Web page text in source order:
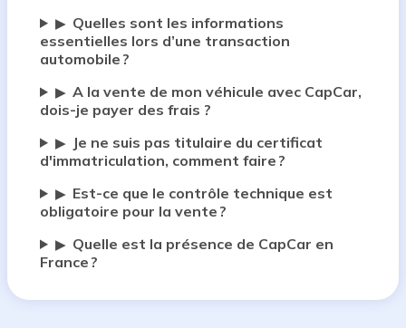
▶ Quelles sont les informations
essentielles lors d’une transaction
automobile ?
▶ A la vente de mon véhicule avec CapCar,
dois-je payer des frais ?
▶
Je ne suis pas titulaire du certificat
d'immatriculation, comment faire ?
▶ Est-ce que le contrôle technique est
obligatoire pour la vente ?
▶ Quelle est la présence de CapCar en
France ?